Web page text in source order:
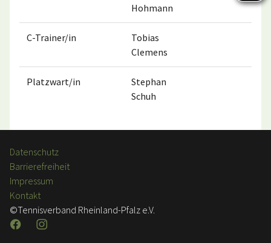
Hohmann
C-Trainer/in
Tobias
Clemens
Platzwart/in
Stephan
Schuh
Datenschutz
Barrierefreiheit
Impressum
Kontakt
©Tennisverband Rheinland-Pfalz e.V.